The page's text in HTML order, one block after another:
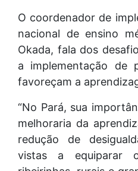
O coordenador de
nacional de ensino
Okada, fala dos
a implementação de
favoreçam a
“No Pará, sua
melhoraria da
redução de
vistas a equiparar